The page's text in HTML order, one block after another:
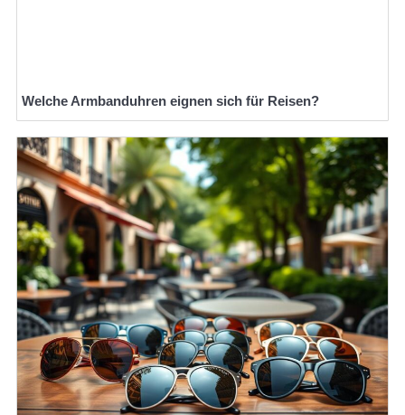
Welche Armbanduhren eignen sich für Reisen?